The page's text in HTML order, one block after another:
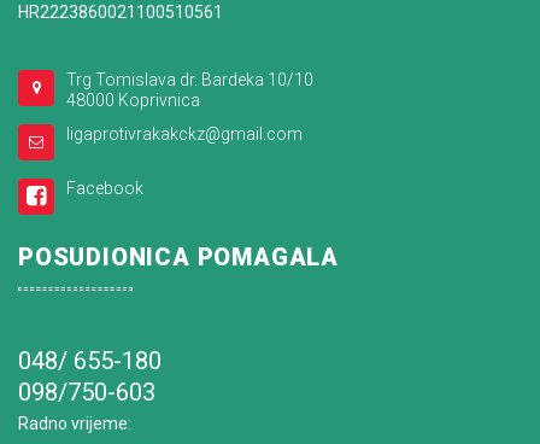
HR2223860021100510561
Trg Tomislava dr. Bardeka 10/10
48000 Koprivnica
ligaprotivrakakckz@gmail.com
Facebook
POSUDIONICA POMAGALA
048/ 655-180
098/750-603
Radno vrijeme: